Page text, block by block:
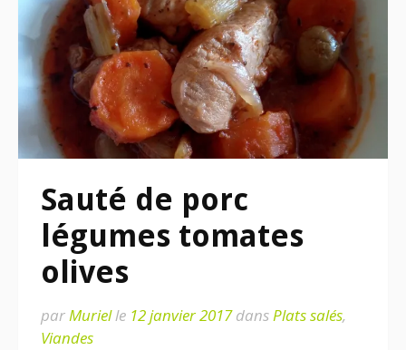
Sauté de porc
légumes tomates
olives
parMurielle 12 janvier 2017dansPlats salés,
Viandes